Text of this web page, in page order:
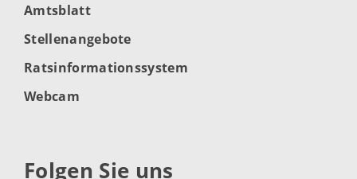
Amtsblatt
Stellenangebote
Ratsinformationssystem
Webcam
Folgen Sie uns